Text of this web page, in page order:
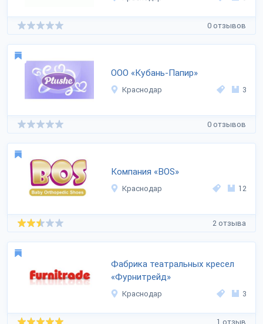
0 отзывов
ООО «Кубань-Папир»
Краснодар 3
0 отзывов
Компания «BOS»
Краснодар 12
2 отзыва
Фабрика театральных кресел
«Фурнитрейд»
Краснодар 3
1 отзыв